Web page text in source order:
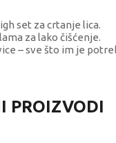
set za crtanje lica.
za lako čišćenje.
– sve što im je
PROIZVODI